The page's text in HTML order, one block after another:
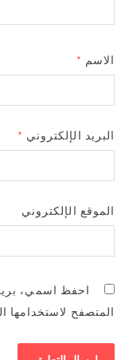
الاسم *
البريد الإلكتروني *
الموقع الإلكتروني
احفظ اسمي،
المتصفح لاستخدامها